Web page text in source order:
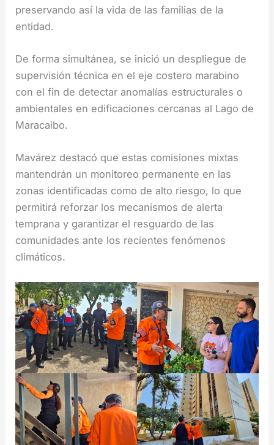
preservando así la vida de las familias de la
entidad.
De forma simultánea, se inició un despliegue de
supervisión técnica en el eje costero marabino
con el fin de detectar anomalías estructurales o
ambientales en edificaciones cercanas al Lago de
Maracaibo.
Mavárez destacó que estas comisiones mixtas
mantendrán un monitoreo permanente en las
zonas identificadas como de alto riesgo, lo que
permitirá reforzar los mecanismos de alerta
temprana y garantizar el resguardo de las
comunidades ante los recientes fenómenos
climáticos.